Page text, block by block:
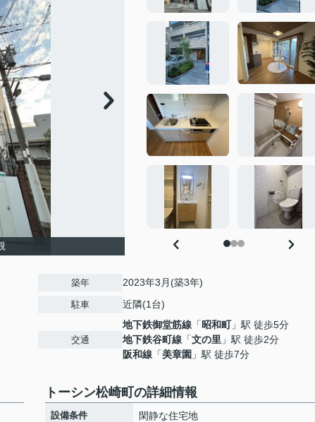
築年 2023年3月(築3年)
駐車 近隣(1台)
交通
地下鉄御堂筋線 「昭和町」駅 徒歩5分
地下鉄谷町線 「文の里 」駅 徒歩2分
阪和線 「美章園 」駅 徒歩7分
トーシン松崎町の詳細情報
設備条件
閑静な住宅地